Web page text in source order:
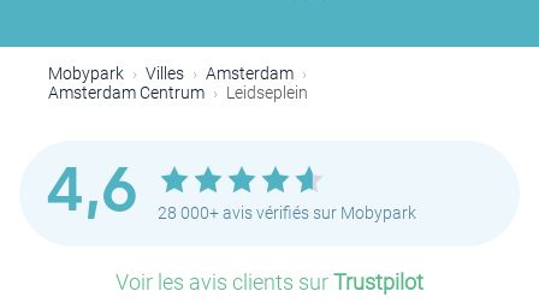
Mobypark Villes
Amsterdam
Amsterdam Centrum
Leidseplein
4,6 28 000+ avis vérifiés sur Mobypark
Voir les avis clients surTrustpilot
P
P
P